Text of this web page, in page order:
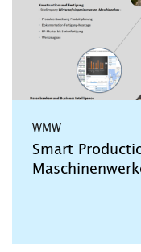
WMW
Smart